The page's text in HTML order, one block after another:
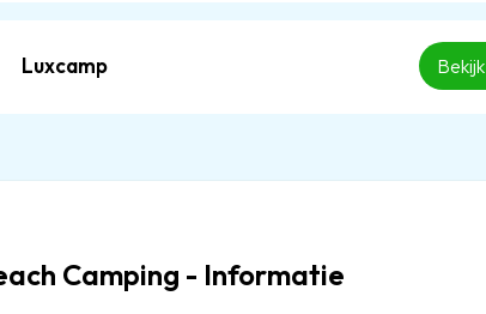
Luxcamp Bekijk
Camping - Informatie